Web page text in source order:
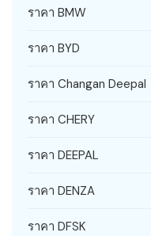
ราคา BMW
ราคา BYD
ราคา Changan Deepal
ราคา CHERY
ราคา DEEPAL
ราคา DENZA
ราคา DFSK